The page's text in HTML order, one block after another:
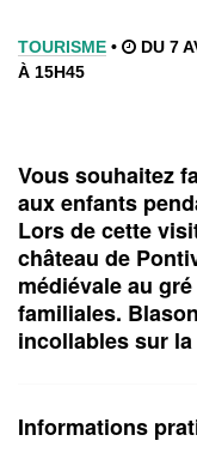
TOURISME •
DU 7
À 15H45
Vous souhaitez
aux enfants
Lors de cette
château de
médiévale au
familiales.
incollables sur
Informations